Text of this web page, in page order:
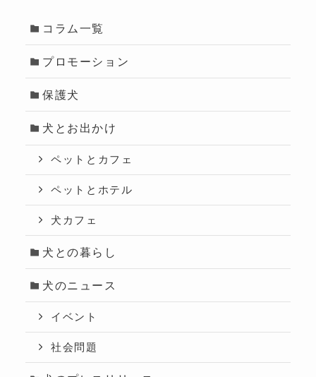
コラム一覧
プロモーション
保護犬
犬とお出かけ
ペットとカフェ
ペットとホテル
犬カフェ
犬との暮らし
犬のニュース
イベント
社会問題